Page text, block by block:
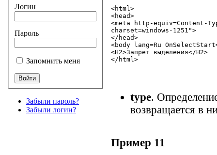
Логин
Пароль
Запомнить меня
Забыли пароль?
Забыли логин?
<html>
<head>
<meta http-equiv=Content-
charset=windows-1251">
</head>
<body lang=Ru
<H2>Запрет выделения</H2>
</html>
type.
возвращается в
Пример 11